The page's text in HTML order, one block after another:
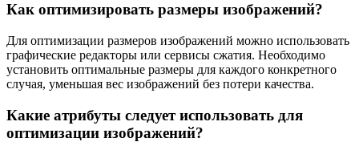
Как оптимизировать размеры изображений?
Для оптимизации размеров изображений можно использовать
графические редакторы или сервисы сжатия. Необходимо
установить оптимальные размеры для каждого конкретного
случая, уменьшая вес изображений без потери качества.
Какие атрибуты следует использовать для
оптимизации изображений?